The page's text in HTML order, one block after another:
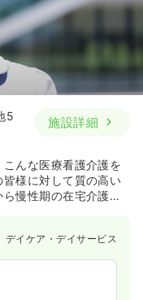
5
施設詳細
こんな医療看護介護を
様に対して質の高い
慢性期の在宅介護ま
デイケア・デイサービス